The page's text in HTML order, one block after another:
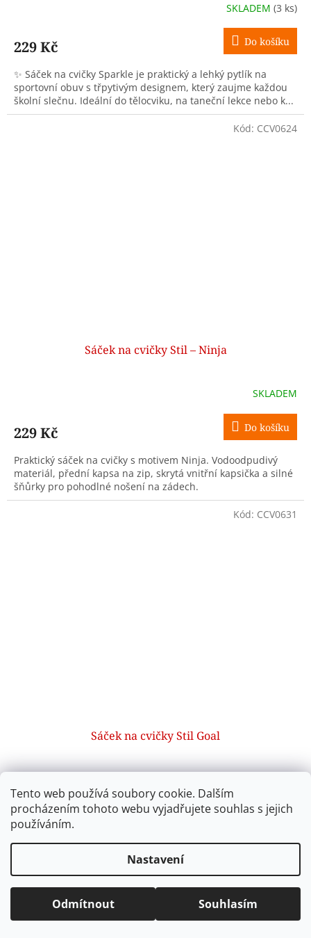
Tento web používá soubory cookie. Dalším
procházením tohoto webu vyjadřujete souhlas s jejich
používáním.
Nastavení
Odmítnout Souhlasím
SKLADEM (3 ks)
229 Kč Do košíku
✨ Sáček na cvičky Sparkle je praktický a lehký pytlík na
sportovní obuv s třpytivým designem, který zaujme každou
školní slečnu. Ideální do tělocviku, na taneční lekce nebo k...
Sáček na cvičky Stil – Ninja
SKLADEM
229 Kč Do košíku
Praktický sáček na cvičky s motivem Ninja. Vodoodpudivý
materiál, přední kapsa na zip, skrytá vnitřní kapsička a silné
šňůrky pro pohodlné nošení na zádech.
Kód: CCV0624
Sáček na cvičky Stil Goal
229 Kč Do košíku
Sáček na cvičky Stil Goal s kapsou na zip, skrytou vnitřní
kapsou a zesílenými šňůrkami. Skvělý doplněk pro školní
aktovku – ideální na přezůvky nebo tělocvik.
Kód: CCV0631
Kód: